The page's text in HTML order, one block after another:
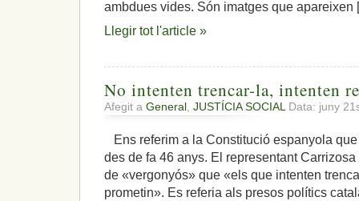
ambdues vides. Són imatges que
Llegir tot l'article »
No intenten trencar-la, intenten
Afegit a General JUSTÍCIA SOCIAL Data: juny
Ens referim a la Constitució espanyola
des de fa 46 anys. El representant
de «vergonyós» que «els que intenten
prometin». Es referia als presos polítics